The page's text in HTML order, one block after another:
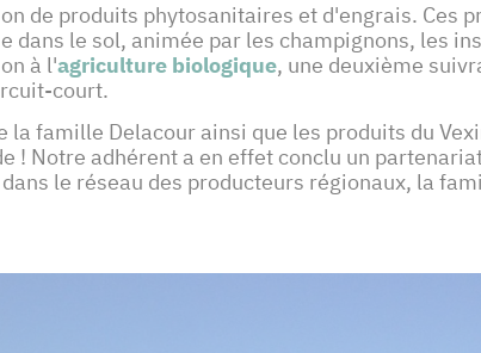
de produits phytosanitaires et d'engrais. Ces
dans le sol, animée par les champignons, les
à l'agriculture biologique, une deuxième
court.
famille Delacour ainsi que les produits du
! Notre adhérent a en effet conclu un
le réseau des producteurs régionaux, la